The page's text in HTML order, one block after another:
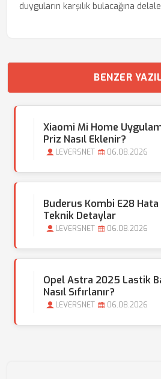
duyguların karşılık bulacağına
BENZER
Xiaomi Mi Home
Priz Nasıl Eklenir?
LEVERSNET 06.08.2026
Buderus Kombi E28
Teknik Detaylar
LEVERSNET 06.08.2026
Opel Astra 2025 Lastik
Nasıl Sıfırlanır?
LEVERSNET 06.08.2026